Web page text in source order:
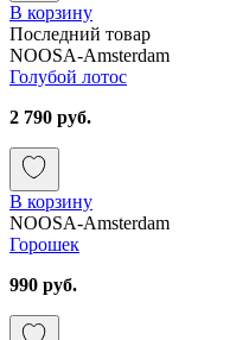
В корзину
Последний товар
NOOSA-Amsterdam
Голубой лотос
2 790 руб.
В корзину
NOOSA-Amsterdam
Горошек
990 руб.